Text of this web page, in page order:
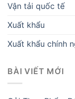
Vận tải quốc tế
Xuất khẩu
Xuất khẩu chính
BÀI VIẾT MỚI